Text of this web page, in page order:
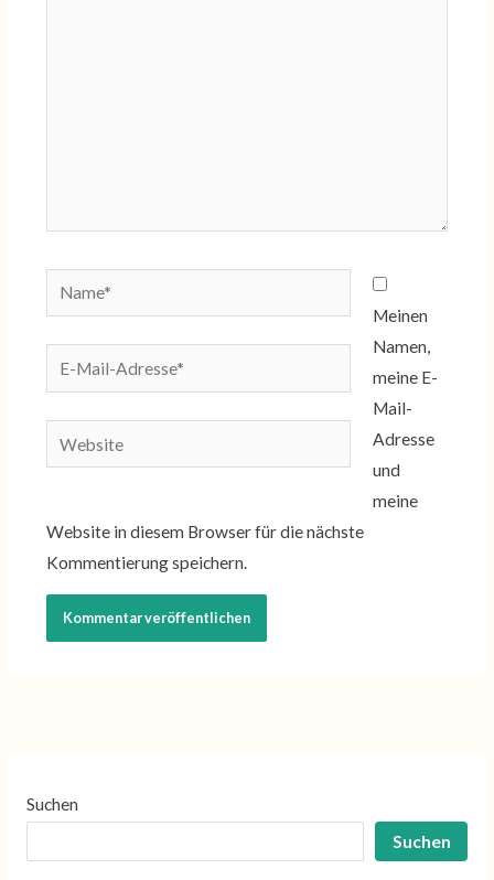
Name*
E-
Mail-
Adresse*
Website
Meinen
Namen,
meine E-
Mail-
Adresse
und
meine
Website in diesem Browser für die nächste
Kommentierung speichern.
Suchen
Suchen